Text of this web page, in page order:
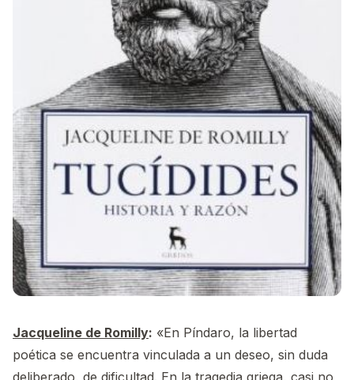
Jacqueline de Romilly: «En Píndaro, la libertad
poética se encuentra vinculada a un deseo, sin duda